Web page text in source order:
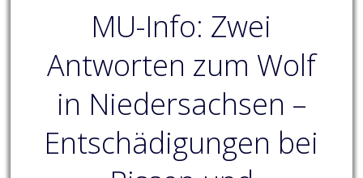
MU-Info: Zwei
Antworten zum Wolf
in Niedersachsen –
Entschädigungen bei